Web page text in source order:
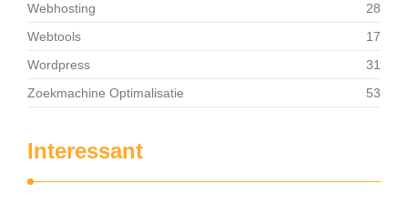
Webhosting
28
Webtools
17
Wordpress
31
Zoekmachine Optimalisatie
53
Interessant